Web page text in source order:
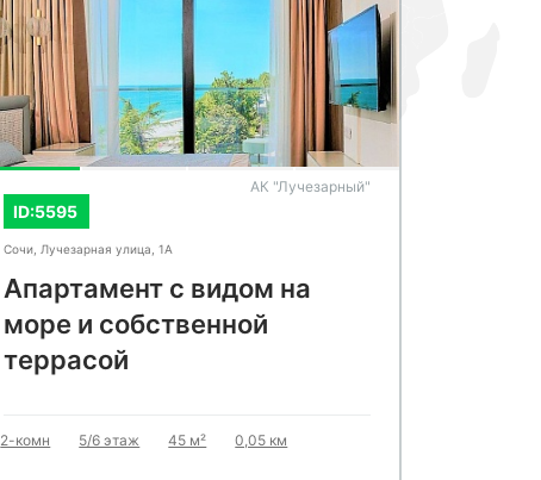
СМОТРЕТЬ ВСЕ ФОТО
ID:5595
АК "Лучезарный"
Сочи, Лучезарная улица, 1А
Апартамент с видом на
море и собственной
террасой
2-комн 5/6 этаж 45 м² 0,05 км